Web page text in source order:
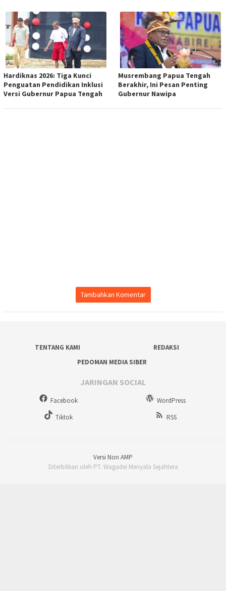
Hardiknas 2026: Tiga Kunci
Penguatan Pendidikan Inklusi
Versi Gubernur Papua Tengah
Musrembang Papua Tengah
Berakhir, Ini Pesan Penting
Gubernur Nawipa
Tambahkan Komentar
TENTANG KAMI
REDAKSI
PEDOMAN MEDIA SIBER
JARINGAN SOCIAL
Facebook
WordPress
Tiktok
RSS
Versi Non AMP
Diterbitkan oleh PT. Wagadei Menyala Sejahtera